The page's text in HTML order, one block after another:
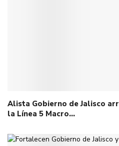
Alista Gobierno de Jalisco
la Línea 5 Macro…